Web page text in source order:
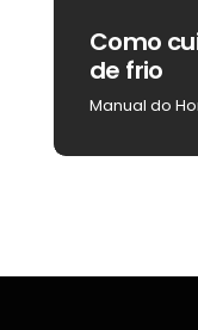
Como
de frio
Manual do